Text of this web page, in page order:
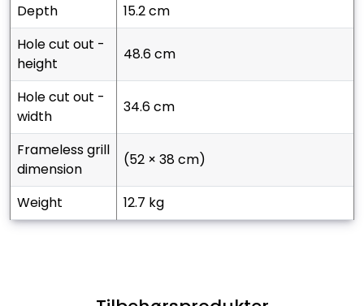
depth
15.2 cm
hole cut out -
height
48.6 cm
hole cut out -
width
34.6 cm
frameless grill
dimension
(52 × 38 cm)
weight 12.7 kg